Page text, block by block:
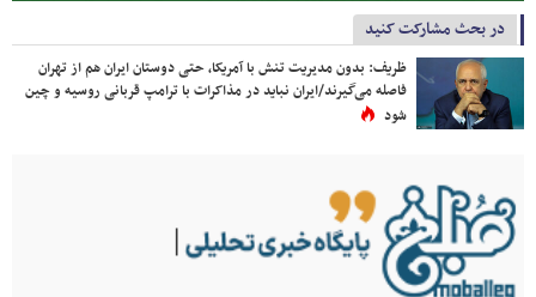
در بحث مشارکت کنید
ظریف: بدون مدیریت تنش با آمریکا، حتی دوستان ایران هم از تهران
فاصله می‌گیرند/ایران نباید در مذاکرات با ترامپ قربانی روسیه و چین
شود